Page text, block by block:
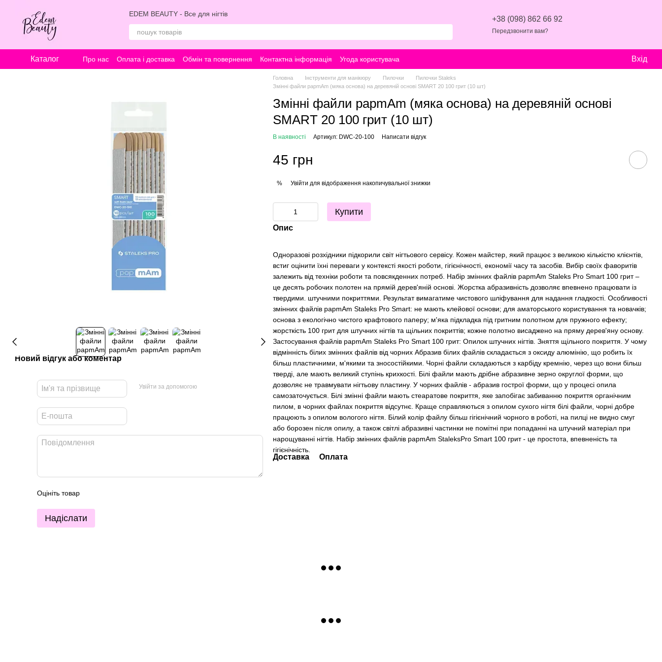
EDEM BEAUTY - Все для нігтів
+38 (098) 862 66 92
Передзвонити вам?
Каталог Про нас Оплата і доставка Обмін та повернення Контактна інформація Угода користувача Вхід
Новий відгук або коментар
Увійти за допомогою
Оцініть товар
Надіслати
Головна Інструменти для манікюру Пилочки
Пилочки Staleks
Змінні файли papmAm (мяка основа) на деревяній основі SMART 20 100 грит (10 шт)
Змінні файли papmAm (мяка основа) на деревяній основі
SMART 20 100 грит (10 шт)
В наявності Артикул: DWC-20-100 Написати відгук
45 грн
% Увійти для відображення накопичувальної знижки
Купити
Опис
Одноразові розхідники підкорили світ нігтьового сервісу. Кожен майстер, який працює з великою кількістю клієнтів,
встиг оцінити їхні переваги у контексті якості роботи, гігієнічності, економії часу та засобів. Вибір своїх фаворитів
залежить від техніки роботи та повсякденних потреб. Набір змінних файлів papmAm Staleks Pro Smart 100 грит –
це десять робочих полотен на прямій дерев'яній основі. Жорстка абразивність дозволяє впевнено працювати із
твердими. штучними покриттями. Результат вимагатиме чистового шліфування для надання гладкості. Особливості
змінних файлів papmAm Staleks Pro Smart: не мають клейової основи; для аматорського користування та новачків;
основа з екологічно чистого крафтового паперу; м'яка підкладка під гритним полотном для пружного ефекту;
жорсткість 100 грит для штучних нігтів та щільних покриттів; кожне полотно висаджено на пряму дерев'яну основу.
Застосування файлів papmAm Staleks Pro Smart 100 грит: Опилок штучних нігтів. Зняття щільного покриття. У чому
відмінність білих змінних файлів від чорних Абразив білих файлів складається з оксиду алюмінію, що робить їх
більш пластичними, м'якими та зносостійкими. Чорні файли складаються з карбіду кремнію, через що вони більш
тверді, але мають великий ступінь крихкості. Білі файли мають дрібне абразивне зерно округлої форми, що
дозволяє не травмувати нігтьову пластину. У чорних файлів - абразив гострої форми, що у процесі опила
самозаточується. Білі змінні файли мають стеаратове покриття, яке запобігає забиванню покриття органічним
пилом, в чорних файлах покриття відсутнє. Краще справляються з опилом сухого нігтя білі файли, чорні добре
працюють з опилом вологого нігтя. Білий колір файлу більш гігієнічний чорного в роботі, на пилці не видно смуг
або борозен після опилу, а також світлі абразивні частинки не помітні при попаданні на штучний матеріал при
нарощуванні нігтів. Набір змінних файлів papmAm StaleksPro Smart 100 грит - це простота, впевненість та
гігієнічність.
Доставка Оплата